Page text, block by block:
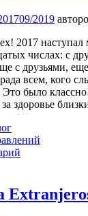
09/2019
2017 наступал
числах: с
с друзьями,
всем, кого
было
здоровье